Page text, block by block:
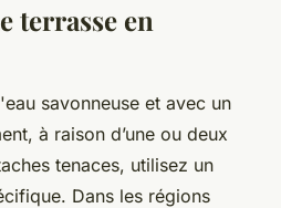
terrasse en
savonneuse et avec un
à raison d’une ou deux
tenaces, utilisez un
Dans les régions